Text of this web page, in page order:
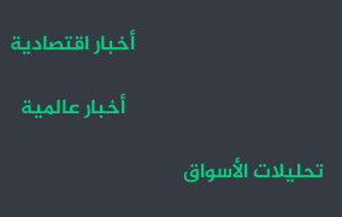
أخبار اقتصادية
أخبار عالمية
تحليلات الأسواق